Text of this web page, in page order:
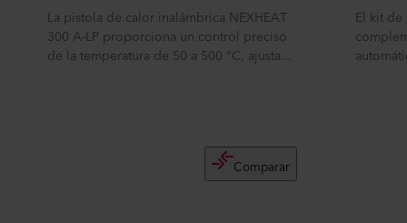
La pistola de calor inalámbrica NEXHEAT
300 A-LP proporciona un control preciso
de la temperatura de 50 a 500 °C, ajusta...
Comparar
El kit de